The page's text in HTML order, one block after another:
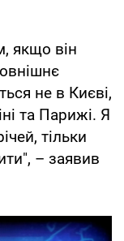
якщо він
не в Києві,
та Парижі. Я
тільки
– заявив